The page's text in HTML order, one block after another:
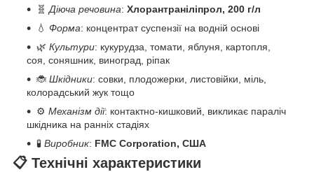
🧬Діюча речовина: Хлорантраніліпрол, 200 г/л
💧 Форма: концентрат суспензії на водній основі
🌿 Культури: кукурудза, томати, яблуня, картопля,
соя, соняшник, виноград, ріпак
🐞 Шкідники: совки, плодожерки, листовійки, міль,
колорадський жук тощо
⚙️ Механізм дії: контактно-кишковий, викликає параліч
шкідника на ранніх стадіях
🧪 Виробник: FMC Corporation, США
📋 Технічні характеристики